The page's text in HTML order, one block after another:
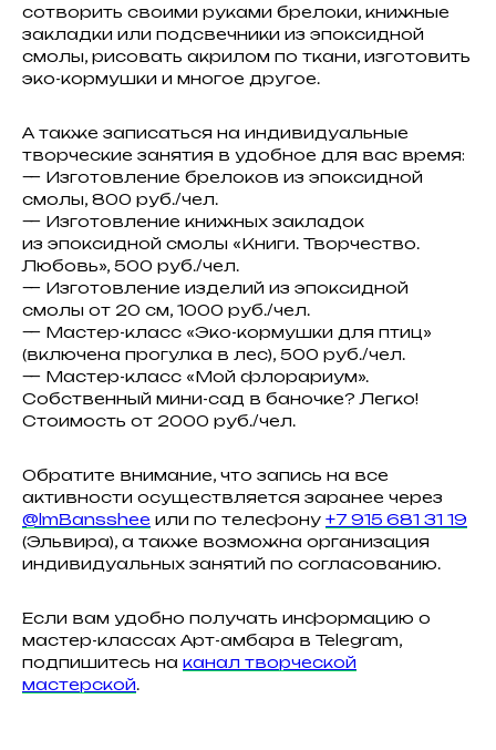
сотворить своими руками брелоки, книжные
закладки или подсвечники из эпоксидной
смолы, рисовать акрилом по ткани, изготовить
эко-кормушки и многое другое.
А также записаться на индивидуальные
творческие занятия в удобное для вас время:
— Изготовление брелоков из эпоксидной
смолы, 800 руб./чел.
— Изготовление книжных закладок
из эпоксидной смолы «Книги. Творчество.
Любовь», 500 руб./чел.
— Изготовление изделий из эпоксидной
смолы от 20 см, 1000 руб./чел.
— Мастер-класс «Эко-кормушки для птиц»
(включена прогулка в лес), 500 руб./чел.
— Мастер-класс «Мой флорариум».
Собственный мини-сад в баночке? Легко!
Стоимость от 2000 руб./чел.
Обратите внимание, что запись на все
активности осуществляется заранее через
@lmBansshee или по телефону +7 915 681 31 19
(Эльвира), а также возможна организация
индивидуальных занятий по согласованию.
Если вам удобно получать информацию о
мастер-классах Арт-амбара в Telegram,
подпишитесь на канал творческой
мастерской.